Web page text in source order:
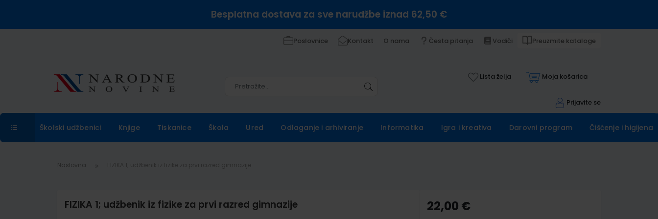
Besplatna dostava za sve narudžbe iznad 62,50 €
Poslovnice Kontakt O nama Česta pitanja Vodiči Preuzmite kataloge
Lista želja Moja košarica
Prijavite se
Školski udžbenici Knjige Tiskanice Škola Ured Odlaganje i arhiviranje Informatika Igra i kreativa Darovni program Čišćenje i higijena
Naslovna
FIZIKA 1; udžbenik iz fizike za prvi razred gimnazije 22,00 €